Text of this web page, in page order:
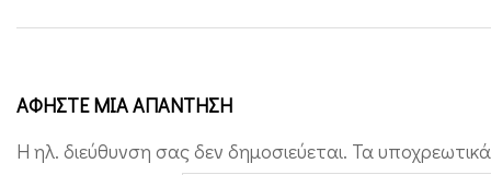
ο
υ
ΑΦΉΣΤΕ ΜΙΑ ΑΠΆΝΤΗΣΗ
Η ηλ. διεύθυνση σας δεν δημοσιεύεται. Τα